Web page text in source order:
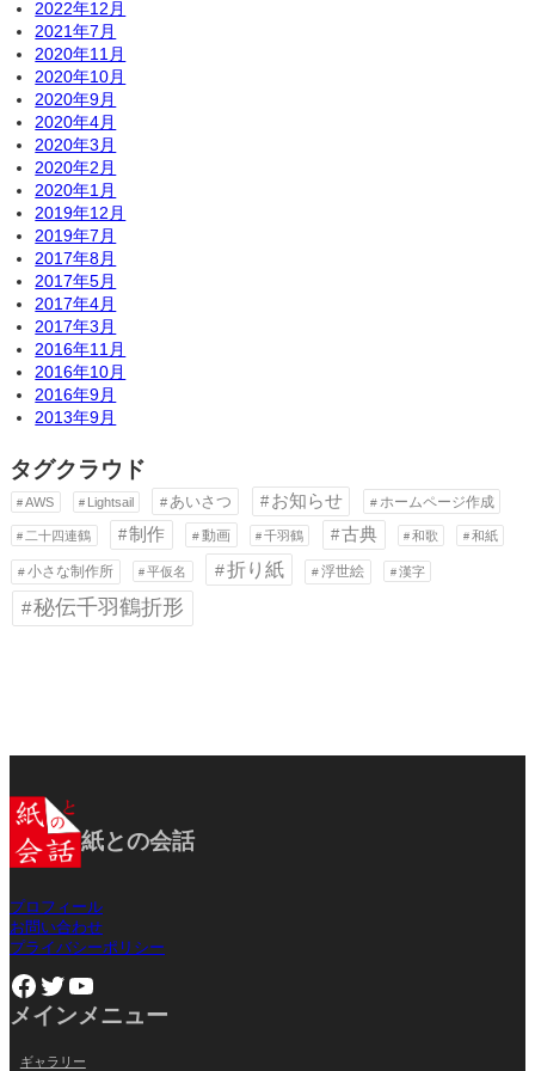
2022年12月
2021年7月
2020年11月
2020年10月
2020年9月
2020年4月
2020年3月
2020年2月
2020年1月
2019年12月
2019年7月
2017年8月
2017年5月
2017年4月
2017年3月
2016年11月
2016年10月
2016年9月
2013年9月
タグクラウド
AWS Lightsail あいさつ お知らせ ホームページ作成
二十四連鶴 制作 動画 千羽鶴 古典 和歌 和紙
小さな制作所 平仮名 折り紙 浮世絵 漢字
秘伝千羽鶴折形
紙との会話
プロフィール
お問い合わせ
プライバシーポリシー
Facebook Twitter YouTube
メインメニュー
ギャラリー